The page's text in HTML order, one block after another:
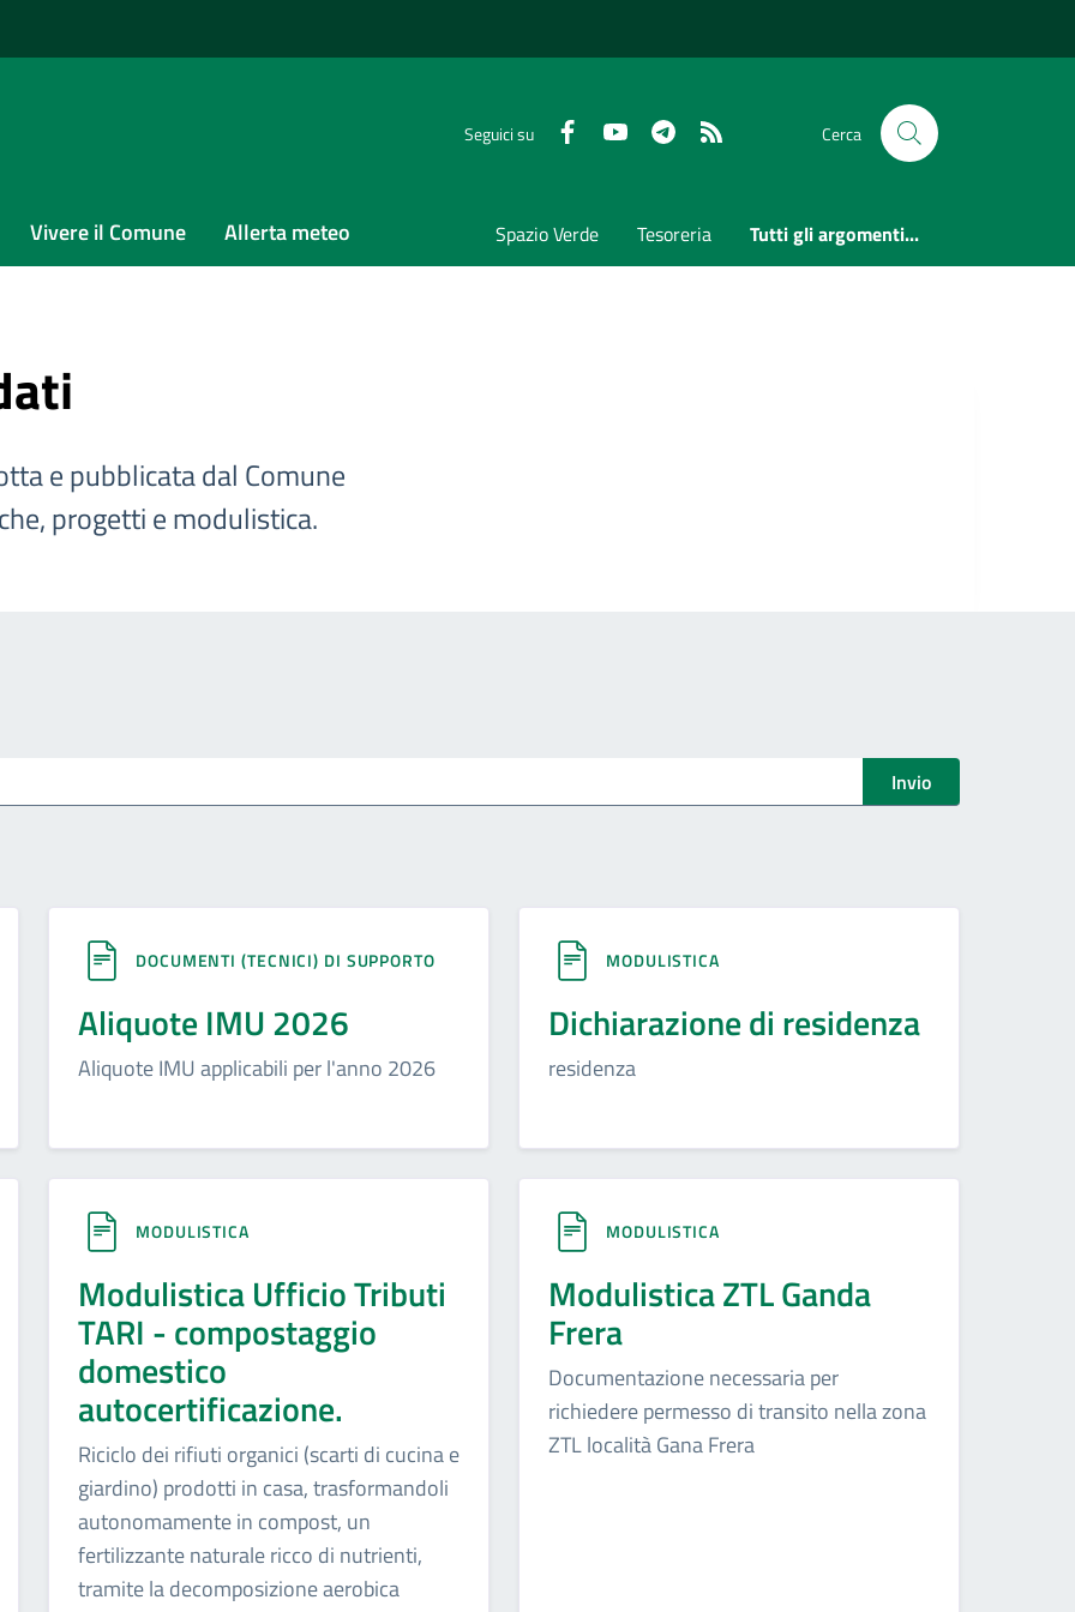
Seguici su FaceboookYoutubeTelegram Cerca
Vivere il Comune Allerta meteo Spazio Verde Tesoreria Tutti gli argomenti...
e pubblicata dal Comune
progetti e modulistica.
Invio
DOCUMENTI (TECNICI) DI SUPPORTO
Aliquote IMU 2026
Aliquote IMU applicabili per l'anno 2026
MODULISTICA
Dichiarazione di residenza
residenza
MODULISTICA
Modulistica Ufficio Tributi
TARI - compostaggio
domestico
autocertificazione.
Riciclo dei rifiuti organici (scarti di cucina e
giardino) prodotti in casa, trasformandoli
autonomamente in compost, un
fertilizzante naturale ricco di nutrienti,
tramite la decomposizione aerobica
MODULISTICA
Modulistica ZTL Ganda
Frera
Documentazione necessaria per
richiedere permesso di transito nella zona
ZTL località Gana Frera